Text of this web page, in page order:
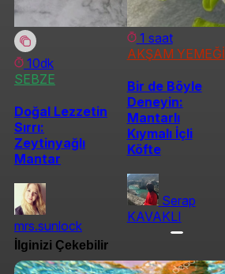
10dk
SEBZE
Doğal Lezzetin
Sırrı:
Zeytinyağlı
Mantar
mrs.sunlock
1 saat
AKŞAM YEMEĞİ
Bir de Böyle
Deneyin:
Mantarlı
Kıymalı İçli
Köfte
Serap
KAVAKLI